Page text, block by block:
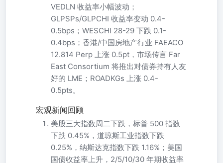
VEDLN 收益率小幅波动；
GLPSPs/GLPCHI 收益率变动 0.4-
0.5bps；WESCHI 28-29 下跌 0.1-
0.4bps；香港/中国房地产行业 FAEACO
12.814 Perp 上涨 0.5pt，市场传言 Far
East Consortium 将推出对债券持有人友
好的 LME；ROADKGs 上涨 0.4-
0.5pts。
宏观新闻回顾
美股三大指数周二下跌，标普 500 指数
下跌 0.45%，道琼斯工业指数下跌
0.25%，纳斯达克指数下跌 1.16%；美国
国债收益率上升，2/5/10/30 年期收益率